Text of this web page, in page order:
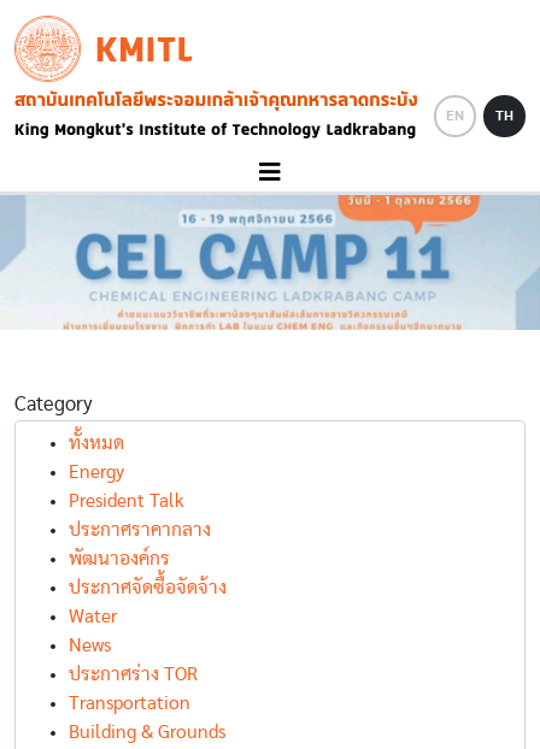
Skip to main content
KMITL
Image
EN TH
Category
ทั้งหมด
Energy
President Talk
ประกาศราคากลาง
พัฒนาองค์กร
ประกาศจัดซื้อจัดจ้าง
Water
News
ประกาศร่าง TOR
Transportation
Building & Grounds